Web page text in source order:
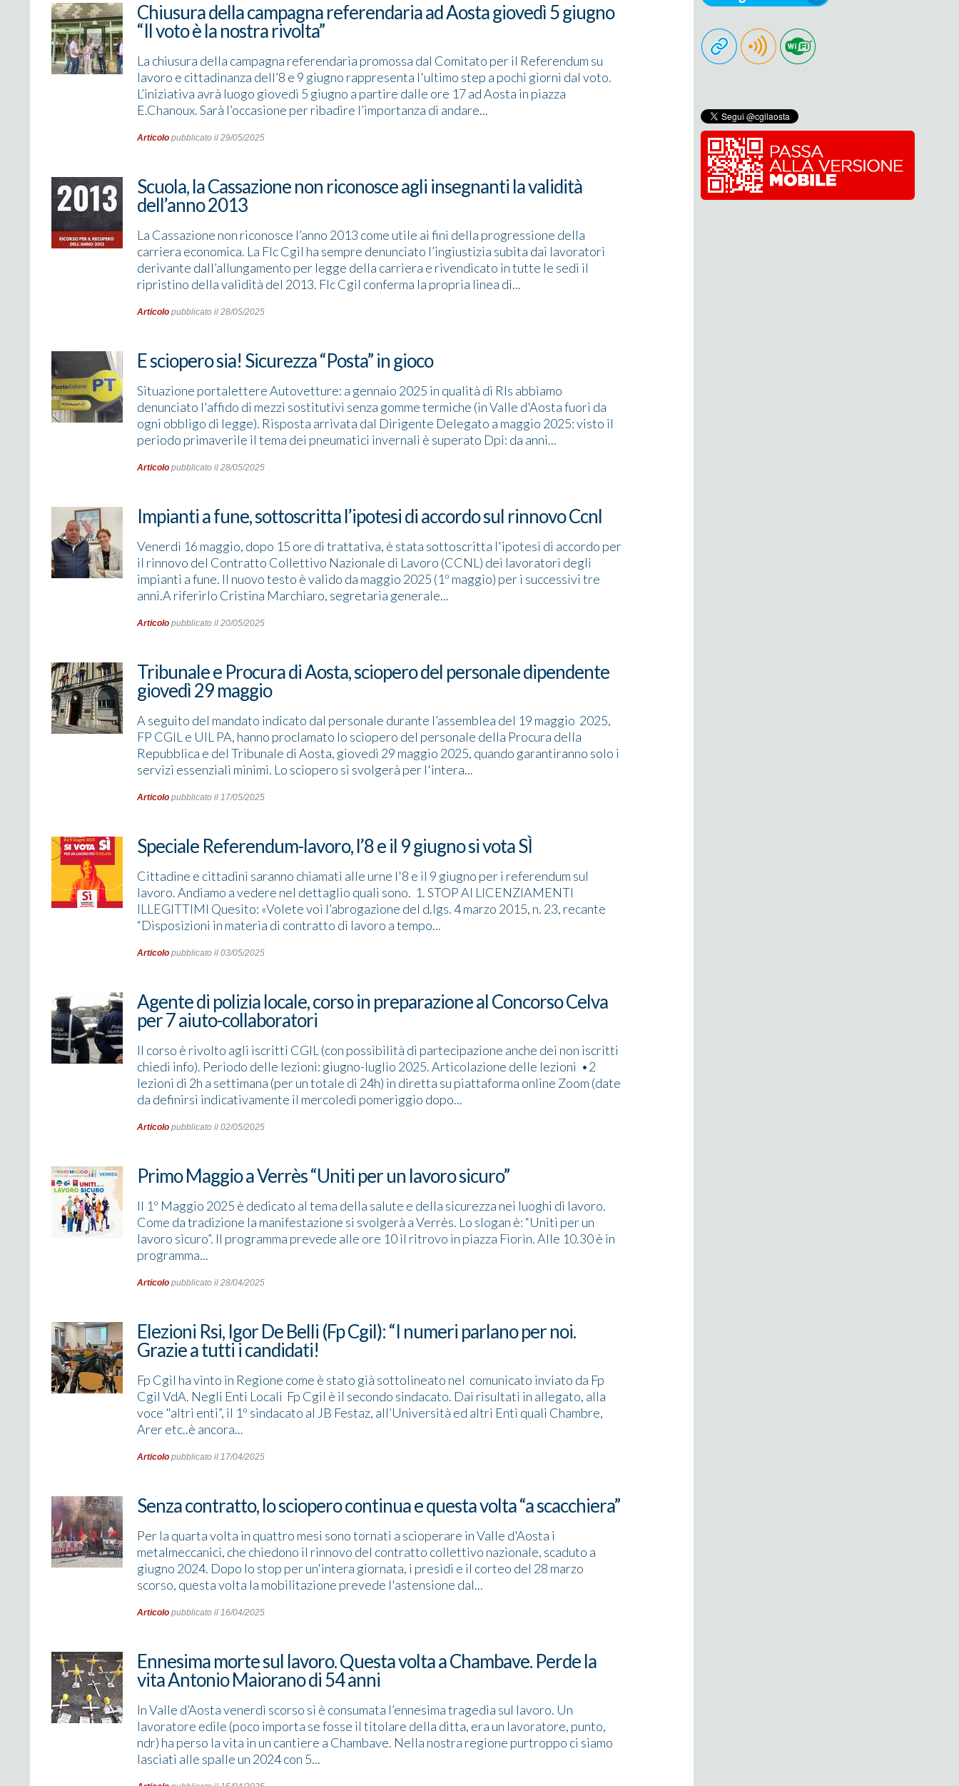
Chiusura della campagna referendaria ad Aosta giovedì 5 giugno
“Il voto è la nostra rivolta”
La chiusura della campagna referendaria promossa dal Comitato per il Referendum su
lavoro e cittadinanza dell’8 e 9 giugno rappresenta l'ultimo step a pochi giorni dal voto.
L’iniziativa avrà luogo giovedì 5 giugno a partire dalle ore 17 ad Aosta in piazza
E.Chanoux. Sarà l’occasione per ribadire l’importanza di andare...
Articolo pubblicato il 29/05/2025
Scuola, la Cassazione non riconosce agli insegnanti la validità
dell’anno 2013
La Cassazione non riconosce l’anno 2013 come utile ai fini della progressione della
carriera economica. La Flc Cgil ha sempre denunciato l’ingiustizia subita dai lavoratori
derivante dall’allungamento per legge della carriera e rivendicato in tutte le sedi il
ripristino della validità del 2013. Flc Cgil conferma la propria linea di...
Articolo pubblicato il 28/05/2025
E sciopero sia! Sicurezza “Posta” in gioco
Situazione portalettere Autovetture: a gennaio 2025 in qualità di Rls abbiamo
denunciato l'affido di mezzi sostitutivi senza gomme termiche (in Valle d'Aosta fuori da
ogni obbligo di legge). Risposta arrivata dal Dirigente Delegato a maggio 2025: visto il
periodo primaverile il tema dei pneumatici invernali è superato Dpi: da anni...
Articolo pubblicato il 28/05/2025
Impianti a fune, sottoscritta l’ipotesi di accordo sul rinnovo Ccnl
Venerdì 16 maggio, dopo 15 ore di trattativa, è stata sottoscritta l'ipotesi di accordo per
il rinnovo del Contratto Collettivo Nazionale di Lavoro (CCNL) dei lavoratori degli
impianti a fune. Il nuovo testo è valido da maggio 2025 (1º maggio) per i successivi tre
anni.A riferirlo Cristina Marchiaro, segretaria generale...
Articolo pubblicato il 20/05/2025
Tribunale e Procura di Aosta, sciopero del personale dipendente
giovedì 29 maggio
A seguito del mandato indicato dal personale durante l’assemblea del 19 maggio 2025,
FP CGIL e UIL PA, hanno proclamato lo sciopero del personale della Procura della
Repubblica e del Tribunale di Aosta, giovedì 29 maggio 2025, quando garantiranno solo i
servizi essenziali minimi. Lo sciopero si svolgerà per l'intera...
Articolo pubblicato il 17/05/2025
Speciale Referendum-lavoro, l’8 e il 9 giugno si vota SÌ
Cittadine e cittadini saranno chiamati alle urne l'8 e il 9 giugno per i referendum sul
lavoro. Andiamo a vedere nel dettaglio quali sono. 1. STOP AI LICENZIAMENTI
ILLEGITTIMI Quesito: «Volete voi l’abrogazione del d.lgs. 4 marzo 2015, n. 23, recante
“Disposizioni in materia di contratto di lavoro a tempo...
Articolo pubblicato il 03/05/2025
Agente di polizia locale, corso in preparazione al Concorso Celva
per 7 aiuto-collaboratori
Il corso è rivolto agli iscritti CGIL (con possibilità di partecipazione anche dei non iscritti
chiedi info). Periodo delle lezioni: giugno-luglio 2025. Articolazione delle lezioni •2
lezioni di 2h a settimana (per un totale di 24h) in diretta su piattaforma online Zoom (date
da definirsi indicativamente il mercoledì pomeriggio dopo...
Articolo pubblicato il 02/05/2025
Primo Maggio a Verrès “Uniti per un lavoro sicuro”
Il 1º Maggio 2025 è dedicato al tema della salute e della sicurezza nei luoghi di lavoro.
Come da tradizione la manifestazione si svolgerà a Verrès. Lo slogan è: “Uniti per un
lavoro sicuro”. Il programma prevede alle ore 10 il ritrovo in piazza Fiorìn. Alle 10.30 è in
programma...
Articolo pubblicato il 28/04/2025
Elezioni Rsi, Igor De Belli (Fp Cgil): “I numeri parlano per noi.
Grazie a tutti i candidati!
Fp Cgil ha vinto in Regione come è stato già sottolineato nel comunicato inviato da Fp
Cgil VdA. Negli Enti Locali Fp Cgil è il secondo sindacato. Dai risultati in allegato, alla
voce "altri enti”, il 1º sindacato al JB Festaz, all’Università ed altri Enti quali Chambre,
Arer etc..è ancora...
Articolo pubblicato il 17/04/2025
Senza contratto, lo sciopero continua e questa volta “a scacchiera”
Per la quarta volta in quattro mesi sono tornati a scioperare in Valle d'Aosta i
metalmeccanici, che chiedono il rinnovo del contratto collettivo nazionale, scaduto a
giugno 2024. Dopo lo stop per un'intera giornata, i presìdi e il corteo del 28 marzo
scorso, questa volta la mobilitazione prevede l'astensione dal...
Articolo pubblicato il 16/04/2025
Ennesima morte sul lavoro. Questa volta a Chambave. Perde la
vita Antonio Maiorano di 54 anni
In Valle d’Aosta venerdì scorso si è consumata l’ennesima tragedia sul lavoro. Un
lavoratore edile (poco importa se fosse il titolare della ditta, era un lavoratore, punto,
ndr) ha perso la vita in un cantiere a Chambave. Nella nostra regione purtroppo ci siamo
lasciati alle spalle un 2024 con 5...